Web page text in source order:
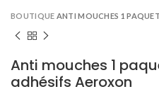
BOUTIQUE ANTI MOUCHES 1
Anti mouches 1
adhésifs Aeroxon